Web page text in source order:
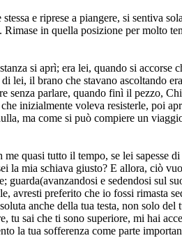
e riprese a piangere, si sentiva
in quella posizione per molto
si aprì; era lei, quando si accorse
lei, il brano che stavano ascoltando
senza parlare, quando finì il pezzo,
inizialmente voleva resisterle, poi
ma come si può compiere un
quasi tutto il tempo, se lei sapesse
la mia schiava giusto? E allora, ciò
e sedendosi sul
avresti preferito che io fossi rimasta
anche della tua testa, non solo
sai che ti sono superiore, mi hai
la tua sofferenza come parte